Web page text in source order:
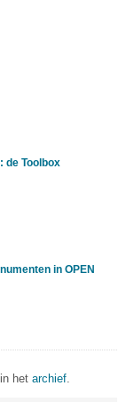
de Toolbox
in OPEN
het archief.